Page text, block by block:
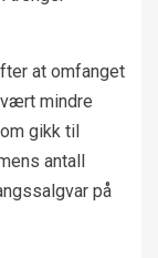
at omfanget
mindre
gikk til
antall
på